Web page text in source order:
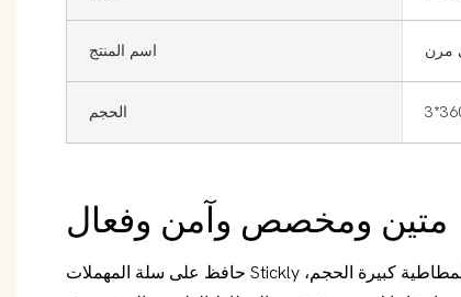
اسم المنتج مرن
الحجم
حافظ على سلة المهملات Stickly الخاصة بك آمنة باستخدام الأربطة المطاطية كبيرة الحجم،